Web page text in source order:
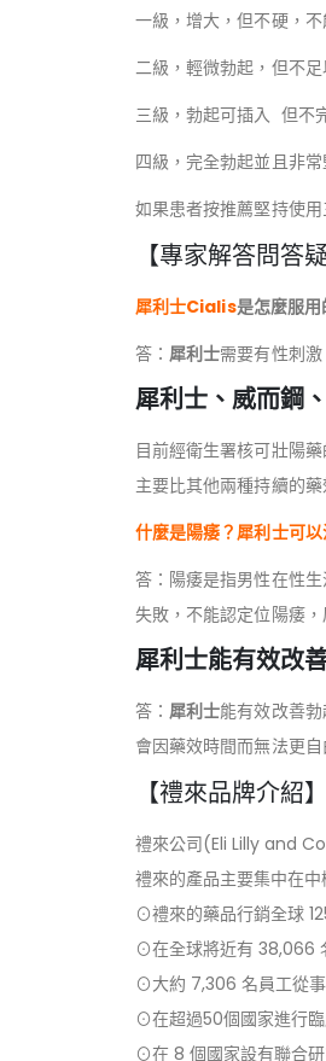
一級，增大，但不硬，
二級，輕微勃起，但不
三級，勃起可插入 但不
四級，完全勃起並且非常
如果患者按推薦堅持使
【專家解答問答疑
犀利士Cialis是怎麼服用
答： 犀利士需要有性刺
犀利士、威而鋼
目前經衛生署核可壯陽
主要比其他兩種持續的
什麼是陽痿？犀利士可以
答：陽痿是指男性在性
失敗，不能認定位陽痿
犀利士能有效改
答： 犀利士能有效改善
會因藥效時間而無法更
【禮來品牌介紹】
禮來公司(Eli Lilly and
禮來的產品主要集中在
⊙禮來的藥品行銷全球
⊙在全球將近有 38,066
⊙大約 7,306 名員工從
⊙在超過50個國家進行
⊙在 8 個國家設有聯合